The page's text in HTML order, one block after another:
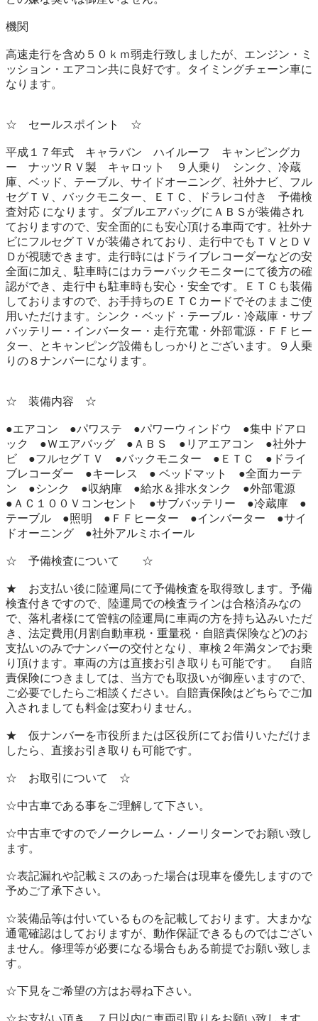
機関
高速走行を含め５０ｋｍ弱走行致しましたが、エンジン・ミ
ッション・エアコン共に良好です。タイミングチェーン車に
なります。
☆　セールスポイント　☆
平成１７年式　キャラバン　ハイルーフ　キャンピングカ
ー　ナッツＲＶ製　キャロット　９人乗り　シンク、冷蔵
庫、ベッド、テーブル、サイドオーニング、社外ナビ、フル
セグＴＶ、バックモニター、ＥＴＣ、ドラレコ付き　予備検
査対応 になります。ダブルエアバッグにＡＢＳが装備され
ておりますので、安全面的にも安心頂ける車両です。社外ナ
ビにフルセグＴＶが装備されており、走行中でもＴＶとＤＶ
Ｄが視聴できます。走行時にはドライブレコーダーなどの安
全面に加え、駐車時にはカラーバックモニターにて後方の確
認ができ、走行中も駐車時も安心・安全です。ＥＴＣも装備
しておりますので、お手持ちのＥＴＣカードでそのままご使
用いただけます。シンク・ベッド・テーブル・冷蔵庫・サブ
バッテリー・インバーター・走行充電・外部電源・ＦＦヒー
ター、とキャンピング設備もしっかりとございます。９人乗
りの８ナンバーになります。
☆　装備内容　☆
●エアコン　●パワステ　●パワーウィンドウ　●集中ドアロ
ック　●Ｗエアバッグ　●ＡＢＳ　●リアエアコン　●社外ナ
ビ　●フルセグＴＶ　●バックモニター　●ＥＴＣ　●ドライ
ブレコーダー　●キーレス　● ベッドマット　●全面カーテ
ン　●シンク　●収納庫　●給水＆排水タンク　●外部電源
●ＡＣ１００Ｖコンセント　●サブバッテリー　●冷蔵庫　●
テーブル　●照明　●ＦＦヒーター　●インバーター　●サイ
ドオーニング　●社外アルミホイール
☆　予備検査について　　☆
★　お支払い後に陸運局にて予備検査を取得致します。予備
検査付きですので、陸運局での検査ラインは合格済みなの
で、落札者様にて管轄の陸運局に車両の方を持ち込みいただ
き、法定費用(月割自動車税・重量税・自賠責保険など)のお
支払いのみでナンバーの交付となり、車検２年満タンでお乗
り頂けます。車両の方は直接お引き取りも可能です。　自賠
責保険につきましては、当方でも取扱いが御座いますので、
ご必要でしたらご相談ください。自賠責保険はどちらでご加
入されましても料金は変わりません。
★　仮ナンバーを市役所または区役所にてお借りいただけま
したら、直接お引き取りも可能です。
☆　お取引について　☆
☆中古車である事をご理解して下さい。
☆中古車ですのでノークレーム・ノーリターンでお願い致し
ます。
☆表記漏れや記載ミスのあった場合は現車を優先しますので
予めご了承下さい。
☆装備品等は付いているものを記載しております。大まかな
通電確認はしておりますが、動作保証できるものではござい
ません。修理等が必要になる場合もある前提でお願い致しま
す。
☆下見をご希望の方はお尋ね下さい。
☆お支払い頂き、７日以内に車両引取りをお願い致します。